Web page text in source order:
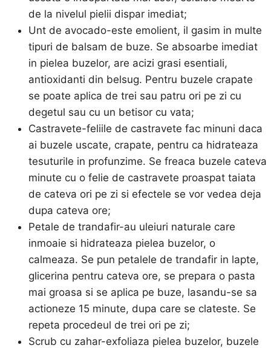
de la nivelul pielii dispar imediat;
Unt de avocado-este emolient, il gasim in multe
tipuri de balsam de buze. Se absoarbe imediat
in pielea buzelor, are acizi grasi esentiali,
antioxidanti din belsug. Pentru buzele crapate
se poate aplica de trei sau patru ori pe zi cu
degetul sau cu un betisor cu vata;
Castravete-feliile de castravete fac minuni daca
ai buzele uscate, crapate, pentru ca hidrateaza
tesuturile in profunzime. Se freaca buzele cateva
minute cu o felie de castravete proaspat taiata
de cateva ori pe zi si efectele se vor vedea deja
dupa cateva ore;
Petale de trandafir-au uleiuri naturale care
inmoaie si hidrateaza pielea buzelor, o
calmeaza. Se pun petalele de trandafir in lapte,
glicerina pentru cateva ore, se prepara o pasta
mai groasa si se aplica pe buze, lasandu-se sa
actioneze 15 minute, dupa care se clateste. Se
repeta procedeul de trei ori pe zi;
Scrub cu zahar-exfoliaza pielea buzelor, buzele